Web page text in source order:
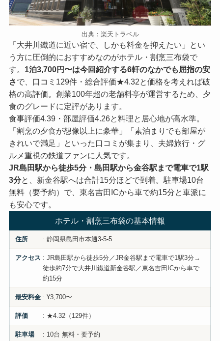
出典：楽天トラベル
「大井川鐵道に近い宿で、しかも料金を抑えたい」とい
う方に圧倒的におすすめなのがホテル・割烹三布袋で
す。 1泊3,700円〜は今回紹介する6軒のなかでも屈指の安
さで、口コミ129件・総合評価★4.32と価格を考えれば破
格の高評価。創業100年超の老舗料亭が運営するため、夕
食のグレードに定評があります。
食事評価4.39・部屋評価4.26と料理と居心地が高水準。
「割烹の夕食が想像以上に豪華」「素泊まりでも部屋が
きれいで満足」といった口コミが集まり、夫婦旅行・グ
ルメ重視の鉄道ファンに人気です。
JR島田駅から徒歩5分・島田駅から金谷駅まで電車で1駅
3分と、新金谷駅へは合計15分ほどで到着。駐車場10台
無料（要予約）で、東名吉田ICから車で約15分と車派に
も安心です。
ホテル・割烹三布袋の基本情報
住所 : 静岡県島田市本通3-5-5
アクセス : JR島田駅から徒歩5分／JR金谷駅まで電車で1駅3分→
徒歩約7分で大井川鐵道新金谷駅／東名吉田ICから車で
約15分
最安料金 : ¥3,700〜
評価 : ★4.32（129件）
駐車場 : 10台 無料・要予約